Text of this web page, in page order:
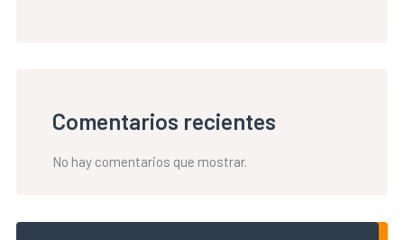
Comentarios recientes
No hay comentarios que mostrar.